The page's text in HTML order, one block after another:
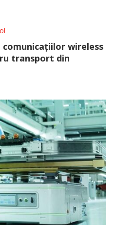
wireless
transport din